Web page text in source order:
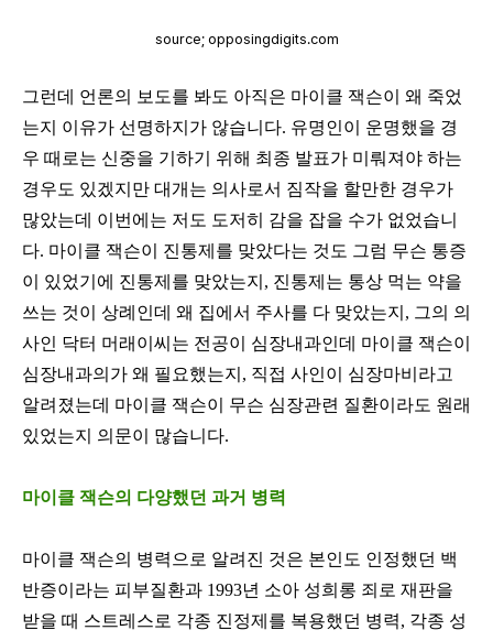
source; opposingdigits.com
그런데 언론의 보도를 봐도 아직은 마이클 잭슨이 왜 죽었
는지 이유가 선명하지가 않습니다. 유명인이 운명했을 경
우 때로는 신중을 기하기 위해 최종 발표가 미뤄져야 하는
경우도 있겠지만 대개는 의사로서 짐작을 할만한 경우가
많았는데 이번에는 저도 도저히 감을 잡을 수가 없었습니
다. 마이클 잭슨이 진통제를 맞았다는 것도 그럼 무슨 통증
이 있었기에 진통제를 맞았는지 , 진통제는 통상 먹는 약을
쓰는 것이 상례인데 왜 집에서 주사를 다 맞았는지 , 그의 의
사인 닥터 머래이씨는 전공이 심장내과인데 마이클 잭슨이
심장내과의가 왜 필요했는지 , 직접 사인이 심장마비라고
알려졌는데 마이클 잭슨이 무슨 심장관련 질환이라도 원래
있었는지 의문이 많습니다.
마이클 잭슨의 다양했던 과거 병력
마이클 잭슨의 병력으로 알려진 것은 본인도 인정했던 백
반증이라는 피부질환과 1993년 소아 성희롱 죄로 재판을
받을 때 스트레스로 각종 진정제를 복용했던 병력, 각종 성